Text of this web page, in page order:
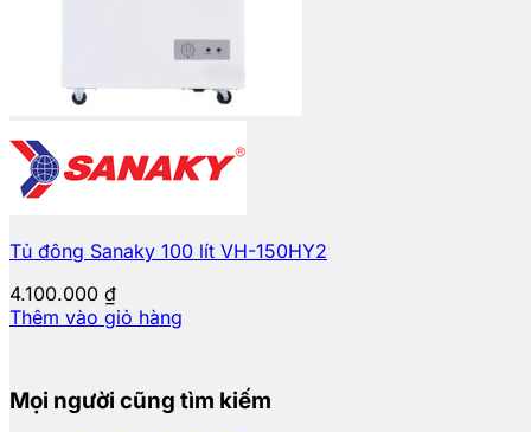
Tủ đông Sanaky 100 lít VH-150HY2
4.100.000 ₫
Thêm vào giỏ hàng
Mọi người cũng tìm kiếm